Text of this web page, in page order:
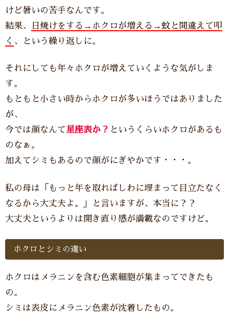
けど暑いの苦手なんです。
結果、
日焼けをする→ホクロが増える→蚊と間違えて叩
く 、という繰り返しに。
それにしても年々ホクロが増えていくような気がしま
す。
もともと小さい時からホクロが多いほうではありました
が、
今では顔なんて星座表か？ というくらいホクロがあるも
のなぁ。
加えてシミもあるので顔がにぎやかです・・・。
私の母は「もっと年を取ればしわに埋まって目立たなく
なるから大丈夫よ。」と言いますが、本当に？？
大丈夫というよりは開き直り感が満載なのですけど。
ホクロとシミの違い
ホクロはメラニンを含む色素細胞が集まってできたも
の。
シミは表皮にメラニン色素が沈着したもの。